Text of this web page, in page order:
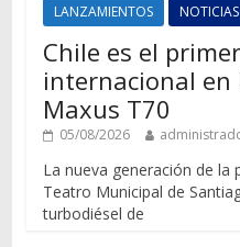
LANZAMIENTOS NOTICIAS
Chile es el
internacional en
Maxus T70
05/08/2026
La nueva generación de la
Teatro Municipal de
turbodiésel de